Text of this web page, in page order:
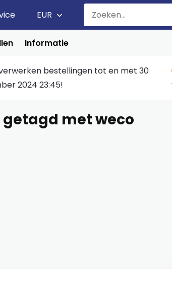
EUR
Informatie
bestellingen tot en met 30
2024 23:45!
met weco